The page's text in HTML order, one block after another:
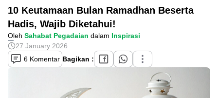
10 Keutamaan Bulan Ramadhan Beserta
Hadis, Wajib Diketahui!
Oleh Sahabat Pegadaian dalam Inspirasi
27 January 2026
6 Komentar Bagikan :